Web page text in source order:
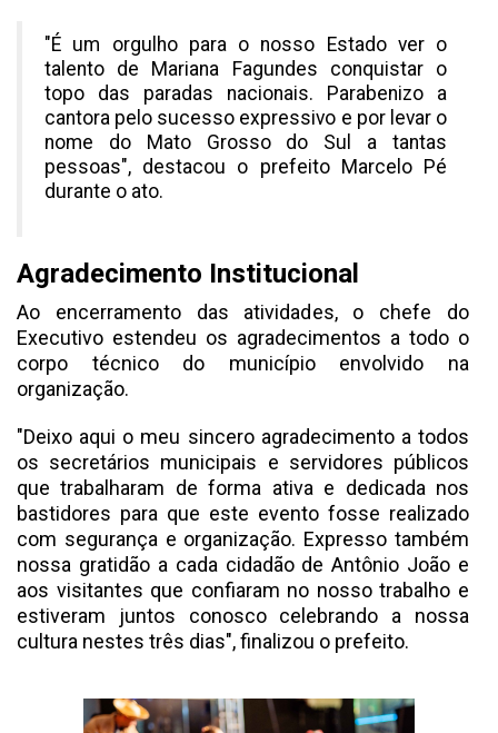
"É um orgulho para o nosso Estado ver o
talento de Mariana Fagundes conquistar o
topo das paradas nacionais. Parabenizo a
cantora pelo sucesso expressivo e por levar o
nome do Mato Grosso do Sul a tantas
pessoas", destacou o prefeito Marcelo Pé
durante o ato.
Agradecimento Institucional
Ao encerramento das atividades, o chefe do
Executivo estendeu os agradecimentos a todo o
corpo técnico do município envolvido na
organização.
"Deixo aqui o meu sincero agradecimento a todos
os secretários municipais e servidores públicos
que trabalharam de forma ativa e dedicada nos
bastidores para que este evento fosse realizado
com segurança e organização. Expresso também
nossa gratidão a cada cidadão de Antônio João e
aos visitantes que confiaram no nosso trabalho e
estiveram juntos conosco celebrando a nossa
cultura nestes três dias", finalizou o prefeito.